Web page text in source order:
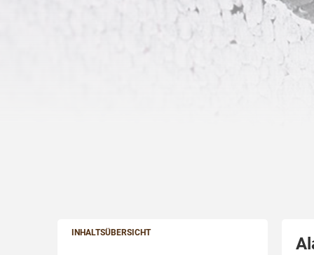
INHALTSÜBERSICHT